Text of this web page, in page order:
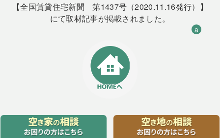
【全国賃貸住宅新聞 第1437号（2020.11.16発行）】
にて取材記事が掲載されました。
a